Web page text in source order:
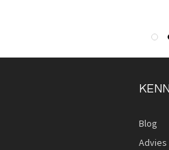
Blog
Advies